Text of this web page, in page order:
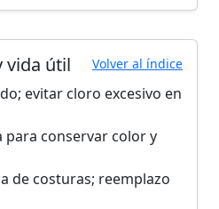
vida útil Volver al índice
evitar cloro excesivo en
para conservar color y
de costuras; reemplazo